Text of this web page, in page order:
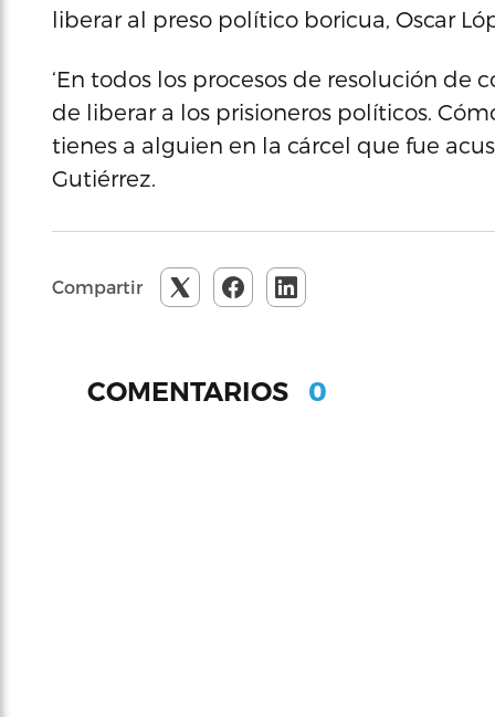
liberar al preso político boricua, Oscar
‘En todos los procesos de resolución
de liberar a los prisioneros políticos.
tienes a alguien en la cárcel que fue
Gutiérrez.
Compartir
COMENTARIOS 0